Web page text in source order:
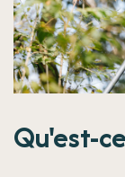
Qu'est-